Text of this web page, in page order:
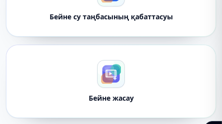
Бейне су таңбасының қабаттасуы
Бейне жасау